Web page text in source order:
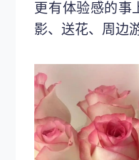
更有体验感的事
影、送花、周边